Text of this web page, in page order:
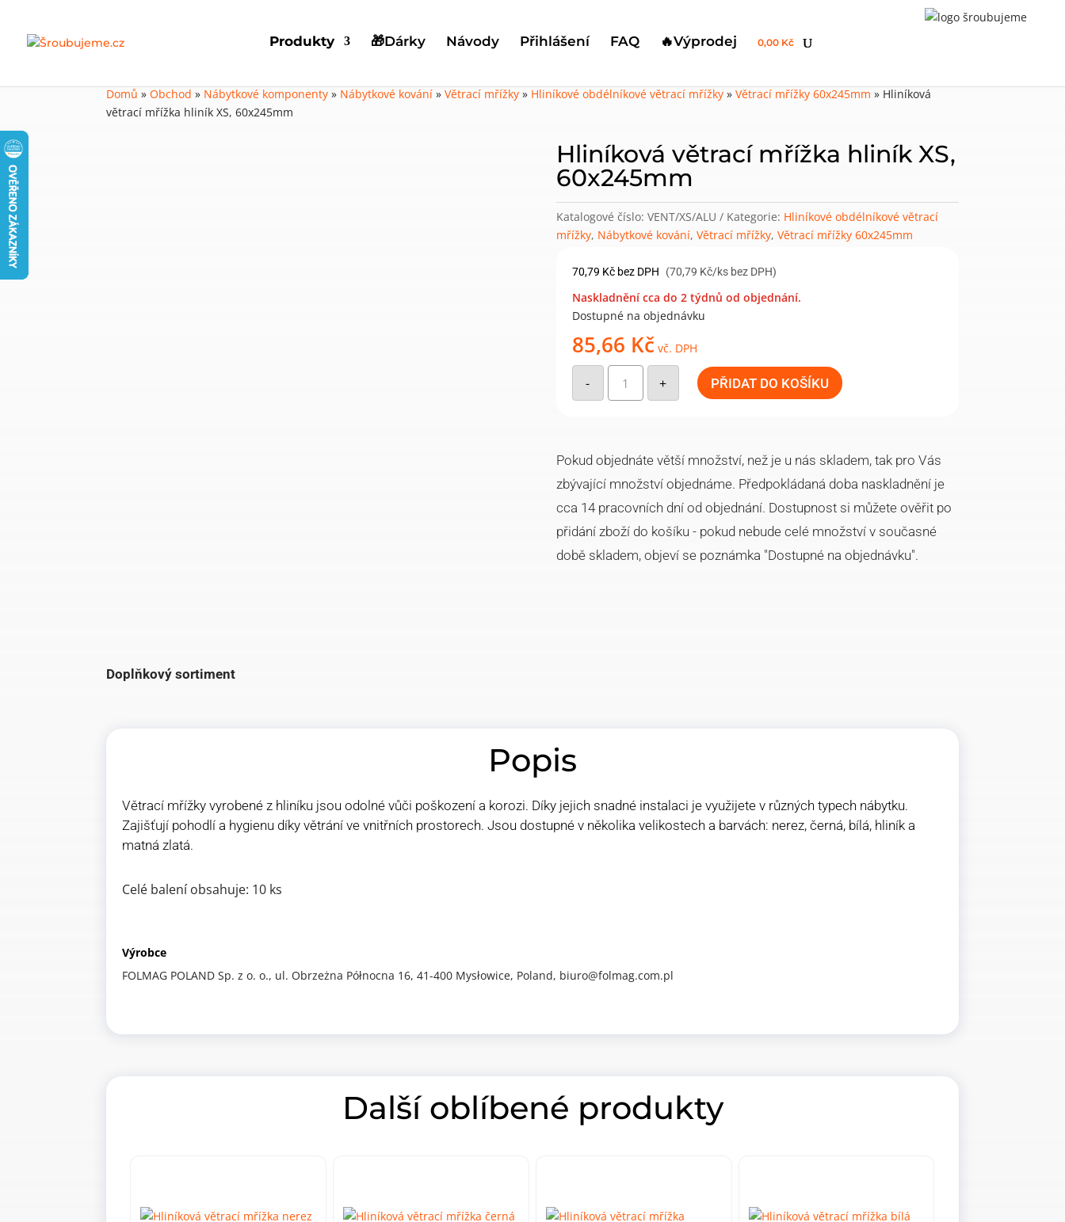
Produkty 🎁Dárky Návody Přihlášení FAQ 🔥Výprodej 0,00 Kč
Domů »Obchod » Nábytkové komponenty » Nábytkové kování »Větrací mřížky » Hliníkové obdélníkové větrací mřížky »Větrací mřížky 60x245mm » Hliníková
větrací mřížka hliník XS, 60x245mm
Hliníková větrací mřížka hliník XS,
60x245mm
Katalogové číslo: VENT/XS/ALU Kategorie: Hliníkové obdélníkové větrací
mřížky, Nábytkové kování, Větrací mřížky, Větrací mřížky 60x245mm
70,79 Kč bez DPH (70,79 Kč/ks bez DPH)
Naskladnění cca do 2 týdnů od objednání.
Dostupné na objednávku
85,66 Kč vč. DPH
-
Hliníková
větrací
mřížka
hliník
+ PŘIDAT DO KOŠÍKU
Pokud objednáte větší množství, než je u nás skladem, tak pro Vás
zbývající množství objednáme. Předpokládaná doba naskladnění je
cca 14 pracovních dní od objednání. Dostupnost si můžete ověřit po
přidání zboží do košíku - pokud nebude celé množství v současné
době skladem, objeví se poznámka "Dostupné na objednávku".
Doplňkový sortiment
Popis
Větrací mřížky vyrobené z hliníku jsou odolné vůči poškození a korozi. Díky jejich snadné instalaci je využijete v různých typech nábytku.
Zajišťují pohodlí a hygienu díky větrání ve vnitřních prostorech. Jsou dostupné v několika velikostech a barvách: nerez, černá, bílá, hliník a
matná zlatá.
Celé balení obsahuje: 10 ks
Výrobce
FOLMAG POLAND Sp. z o. o., ul. Obrzeżna Północna 16, 41-400 Mysłowice, Poland, biuro@folmag.com.pl
Další oblíbené produkty